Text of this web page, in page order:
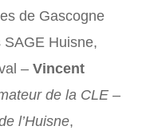
de Gascogne
SAGE Huisne,
– Vincent
de la CLE –
l’Huisne,